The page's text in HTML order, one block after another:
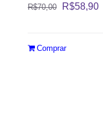
R$70,00 R$58,90
Comprar